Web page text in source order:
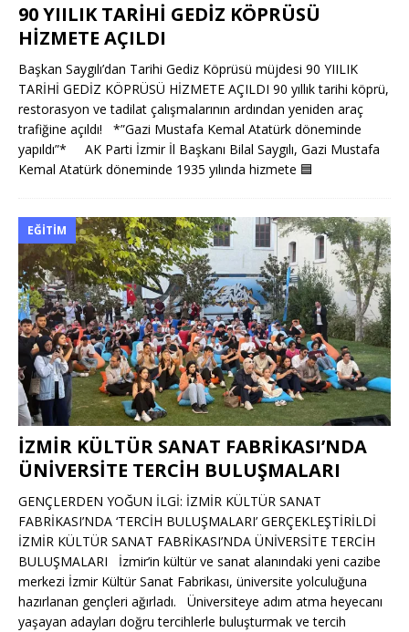
90 YIILIK TARİHİ GEDİZ KÖPRÜSÜ
HİZMETE AÇILDI
Başkan Saygılı’dan Tarihi Gediz Köprüsü müjdesi 90 YIILIK
TARİHİ GEDİZ KÖPRÜSÜ HİZMETE AÇILDI 90 yıllık tarihi köprü,
restorasyon ve tadilat çalışmalarının ardından yeniden araç
trafiğine açıldı! *”Gazi Mustafa Kemal Atatürk döneminde
yapıldı”* AK Parti İzmir İl Başkanı Bilal Saygılı, Gazi Mustafa
Kemal Atatürk döneminde 1935 yılında hizmete 🟦
EĞITIM
İZMİR KÜLTÜR SANAT FABRİKASI’NDA
ÜNİVERSİTE TERCİH BULUŞMALARI
GENÇLERDEN YOĞUN İLGİ: İZMİR KÜLTÜR SANAT
FABRİKASI’NDA ‘TERCİH BULUŞMALARI’ GERÇEKLEŞTİRİLDİ
İZMİR KÜLTÜR SANAT FABRİKASI’NDA ÜNİVERSİTE TERCİH
BULUŞMALARI İzmir’in kültür ve sanat alanındaki yeni cazibe
merkezi İzmir Kültür Sanat Fabrikası, üniversite yolculuğuna
hazırlanan gençleri ağırladı. Üniversiteye adım atma heyecanı
yaşayan adayları doğru tercihlerle buluşturmak ve tercih